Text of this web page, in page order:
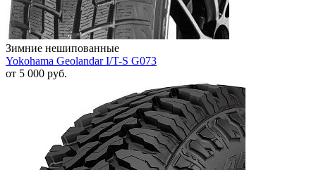
Зимние нешипованные
Yokohama Geolandar I/T-S G073
от 5 000 руб.